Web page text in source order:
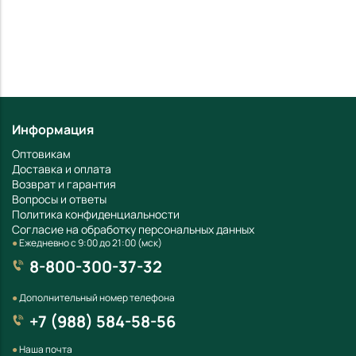
Информация
Оптовикам
Доставка и оплата
Возврат и гарантия
Вопросы и ответы
Политика конфиденциальности
Согласие на обработку персональных данных
●Ежедневно с 9:00 до 21:00 (мск)
8-800-300-37-32
●Дополнительный номер телефона
+7 (988) 584-58-56
●Наша почта